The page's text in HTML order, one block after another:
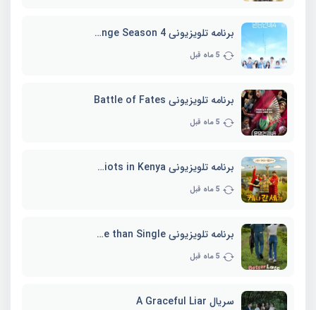
برنامه تلویزیونی EXchange Season 4
5 ماه قبل
برنامه تلویزیونی Battle of Fates
5 ماه قبل
برنامه تلویزیونی Three Idiots in Kenya
5 ماه قبل
برنامه تلویزیونی Better Late than Single
5 ماه قبل
سریال A Graceful Liar